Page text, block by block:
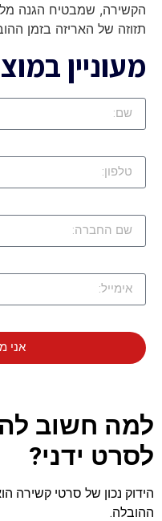
הקשירה, שמבטיח הגנה
תזוזה של האריזה בזמן
מעוניין
אני
למה חשוב
לסרט ידני?
הידוק נכון של סרטי קשירה
ההובלה.